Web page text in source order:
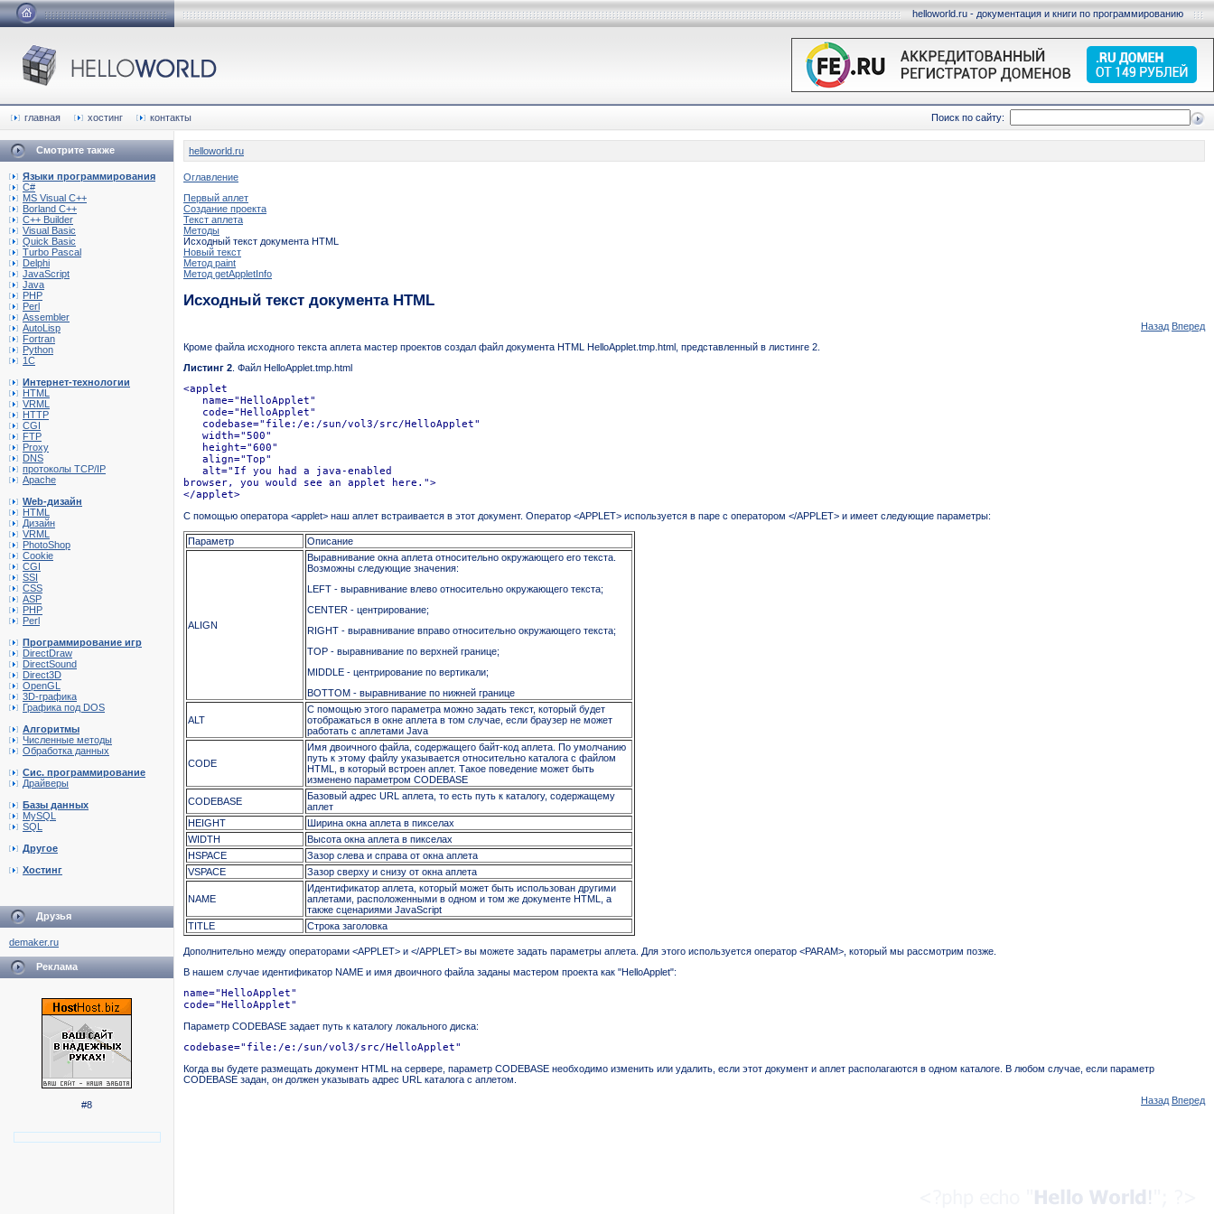
helloworld.ru - документация и книги по программированию
главная хостинг контакты Поиск по сайту:
Смотрите также
Языки программирования
C#
MS Visual C++
Borland C++
C++ Builder
Visual Basic
Quick Basic
Turbo Pascal
Delphi
JavaScript
Java
PHP
Perl
Assembler
AutoLisp
Fortran
Python
1C
Интернет-технологии
HTML
VRML
HTTP
CGI
FTP
Proxy
DNS
протоколы TCP/IP
Apache
Web-дизайн
HTML
Дизайн
VRML
PhotoShop
Cookie
CGI
SSI
CSS
ASP
PHP
Perl
Программирование игр
DirectDraw
DirectSound
Direct3D
OpenGL
3D-графика
Графика под DOS
Алгоритмы
Численные методы
Обработка данных
Сис. программирование
Драйверы
Базы данных
MySQL
SQL
Другое
Хостинг
Друзья
demaker.ru
Реклама
#8
helloworld.ru
Оглавление
Первый аплет
Создание проекта
Текст аплета
Методы
Исходный текст документа HTML
Новый текст
Метод paint
Метод getAppletInfo
Исходный текст документа HTML
Назад Вперед
Кроме файла исходного текста аплета мастер проектов создал файл документа HTML HelloApplet.tmp.html, представленный в листинге 2.
Листинг 2 . Файл HelloApplet.tmp.html
<applet
   name="HelloApplet"
   code="HelloApplet"
   codebase="file:/e:/sun/vol3/src/HelloApplet"
   width="500"
   height="600"
   align="Top"
   alt="If you had a java-enabled
browser, you would see an applet here.">
</applet>
С помощью оператора <applet> наш аплет встраивается в этот документ. Оператор <APPLET> используется в паре с оператором </APPLET> и имеет следующие параметры:
Параметр Описание
ALIGN
Выравнивание окна аплета относительно окружающего его текста.
Возможны следующие значения:
LEFT - выравнивание влево относительно окружающего текста;
CENTER - центрирование;
RIGHT - выравнивание вправо относительно окружающего текста;
TOP - выравнивание по верхней границе;
MIDDLE - центрирование по вертикали;
BOTTOM - выравнивание по нижней границе
ALT
С помощью этого параметра можно задать текст, который будет
отображаться в окне аплета в том случае, если браузер не может
работать с аплетами Java
CODE
Имя двоичного файла, содержащего байт-код аплета. По умолчанию
путь к этому файлу указывается относительно каталога с файлом
HTML, в который встроен аплет. Такое поведение может быть
изменено параметром CODEBASE
CODEBASE
Базовый адрес URL аплета, то есть путь к каталогу, содержащему
аплет
HEIGHT
Ширина окна аплета в пикселах
WIDTH
Высота окна аплета в пикселах
HSPACE
Зазор слева и справа от окна аплета
VSPACE
Зазор сверху и снизу от окна аплета
NAME
Идентификатор аплета, который может быть использован другими
аплетами, расположенными в одном и том же документе HTML, а
также сценариями JavaScript
TITLE
Строка заголовка
Дополнительно между операторами <APPLET> и </APPLET> вы можете задать параметры аплета. Для этого используется оператор <PARAM>, который мы рассмотрим позже.
В нашем случае идентификатор NAME и имя двоичного файла заданы мастером проекта как "HelloApplet":
name="HelloApplet"
code="HelloApplet"
Параметр CODEBASE задает путь к каталогу локального диска:
codebase="file:/e:/sun/vol3/src/HelloApplet"
Когда вы будете размещать документ HTML на сервере, параметр CODEBASE необходимо изменить или удалить, если этот документ и аплет располагаются в одном каталоге. В любом случае, если параметр
CODEBASE задан, он должен указывать адрес URL каталога с аплетом.
Назад Вперед